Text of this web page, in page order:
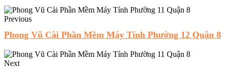
Previous
Phong Vũ Cài Phần Mềm Máy Tính Phường 12 Quận 8
Next